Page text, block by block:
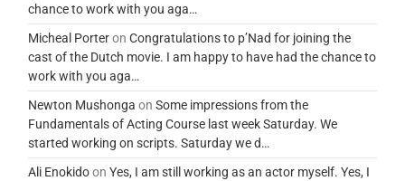
chance to work with you aga…
Micheal PorteronCongratulations to p’Nad for joining the
cast of the Dutch movie. I am happy to have had the chance to
work with you aga…
Newton Mushonga onSome impressions from the
Fundamentals of Acting Course last week Saturday. We
started working on scripts. Saturday we d…
Ali EnokidoonYes, I am still working as an actor myself. Yes, I